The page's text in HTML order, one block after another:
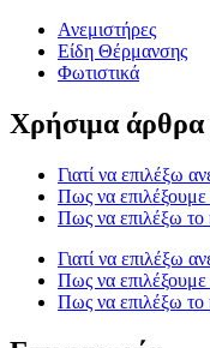
Ανεμιστήρες
Είδη Θέρμανσης
Φωτιστικά
Χρήσιμα άρθρα
Γιατί να επιλέξω
Πως να
Πως να επιλέξω το
Γιατί να επιλέξω
Πως να
Πως να επιλέξω το